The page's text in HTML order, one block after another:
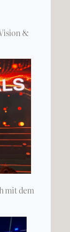
&
mit dem